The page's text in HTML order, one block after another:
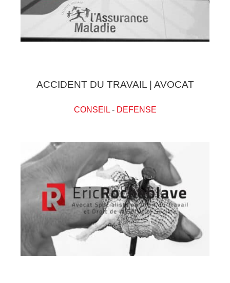
ACCIDENT DU TRAVAIL | AVOCAT
CONSEIL- DEFENSE